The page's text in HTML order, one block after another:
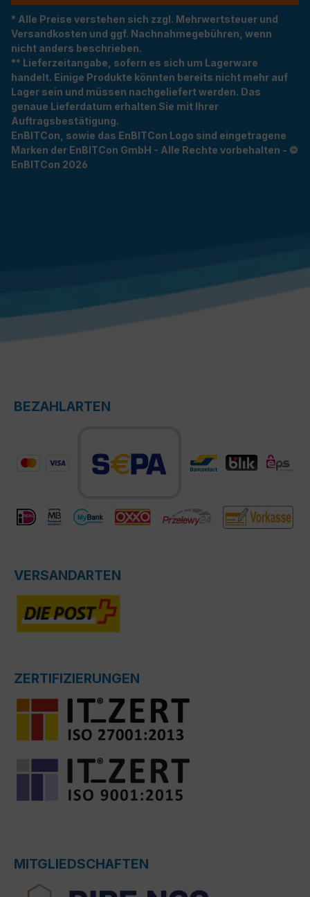
* Alle Preise verstehen sich zzgl. Mehrwertsteuer und
Versandkosten und ggf. Nachnahmegebühren, wenn
nicht anders beschrieben.
** Lieferzeitangabe, sofern es sich um Lagerware
handelt. Einige Produkte könnten bereits nicht mehr auf
Lager sein und müssen nachgeliefert werden. Das
genaue Lieferdatum erhalten Sie mit Ihrer
Auftragsbestätigung.
EnBITCon, sowie das EnBITCon Logo sind eingetragene
Marken der EnBITCon GmbH - Alle Rechte vorbehalten - ©
EnBITCon 2026
BEZAHLARTEN
VERSANDARTEN
ZERTIFIZIERUNGEN
MITGLIEDSCHAFTEN